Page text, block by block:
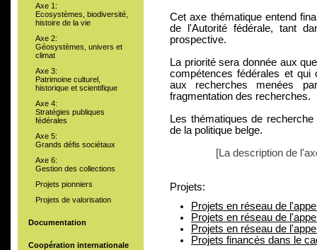
Axe 1:
Ecosystèmes, biodiversité,
histoire de la vie
Axe 2:
Géosystèmes, univers et
climat
Axe 3:
Patrimoine culturel,
historique et scientifique
Axe 4:
Stratégies publiques
fédérales
Axe 5:
Grands défis sociétaux
Axe 6:
Gestion des collections
Projets pionniers
Projets de valorisation
Documentation
Coopération internationale
Cet axe thématique entend
de l'Autorité fédérale, tant
prospective.
La priorité sera donnée aux
compétences fédérales et qui
aux recherches menées
fragmentation des recherches.
Les thématiques de
de la politique belge.
[La description de
Projets:
Projets en réseau de
Projets en réseau de
Projets en réseau de
Projets financés dans le